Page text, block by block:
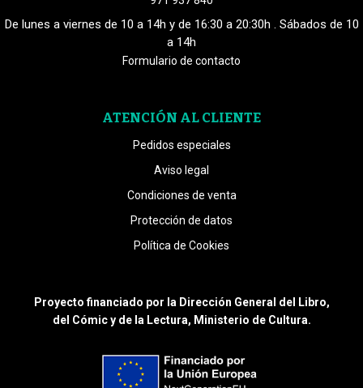
De lunes a viernes de 10 a 14h y de 16:30 a 20:30h . Sábados de 10
a 14h
Formulario de contacto
ATENCIÓN AL CLIENTE
Pedidos especiales
Aviso legal
Condiciones de venta
Protección de datos
Política de Cookies
Proyecto financiado por la Dirección General del Libro,
del Cómic y de la Lectura, Ministerio de Cultura.